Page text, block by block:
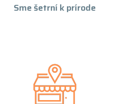
Sme šetrní k prírode